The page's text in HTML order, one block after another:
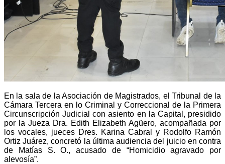
En la sala de la Asociación de Magistrados, el Tribunal de la
Cámara Tercera en lo Criminal y Correccional de la Primera
Circunscripción Judicial con asiento en la Capital, presidido
por la Jueza Dra. Edith Elizabeth Agüero, acompañada por
los vocales, jueces Dres. Karina Cabral y Rodolfo Ramón
Ortiz Juárez, concretó la última audiencia del juicio en contra
de Matías S. O., acusado de “Homicidio agravado por
alevosía”.